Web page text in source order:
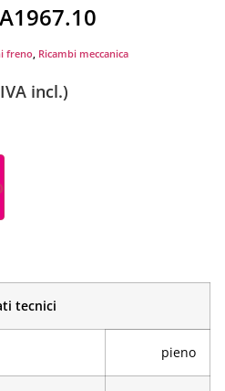
freno, Ricambi meccanica
IVA incl.)
tecnici
pieno